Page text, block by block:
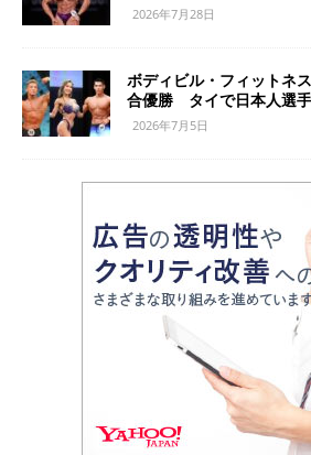
2026年7月28日
ボディビル・フィットネ
合優勝 タイで日本人選手
2026年7月5日